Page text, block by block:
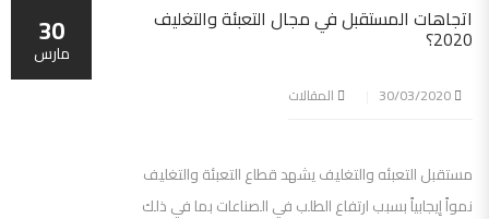
اتجاهات المستقبل في مجال التعبئة والتغليف
2020؟
المقالات
مستقبل التعبئه والتغليف يشهد قطاع التعبئة والتغليف
نمواً إيجابياً بسبب ارتفاع الطلب في الصناعات بما في ذلك
30
مارس